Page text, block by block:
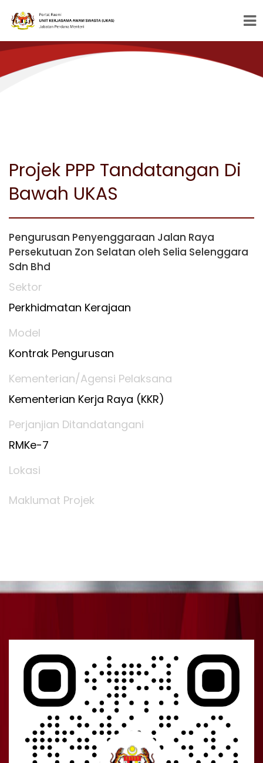
Projek PPP Tandatangan Di
Bawah UKAS
Pengurusan Penyenggaraan Jalan Raya
Persekutuan Zon Selatan oleh Selia Selenggara
Sdn Bhd
Sektor
Perkhidmatan Kerajaan
Model
Kontrak Pengurusan
Kementerian/Agensi Pelaksana
Kementerian Kerja Raya (KKR)
Perjanjian Ditandatangani
RMKe-7
Lokasi
Maklumat Projek